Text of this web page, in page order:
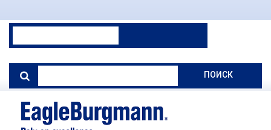
ПОИСК